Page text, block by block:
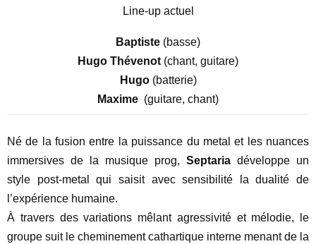
Line-up actuel
Baptiste (basse)
Hugo Thévenot (chant, guitare)
Hugo(batterie)
Maxime (guitare, chant)
Né de la fusion entre la puissance du metal et les nuances
immersives de la musique prog, Septaria développe un
style post-metal qui saisit avec sensibilité la dualité de
l’expérience humaine.
À travers des variations mêlant agressivité et mélodie, le
groupe suit le cheminement cathartique interne menant de la